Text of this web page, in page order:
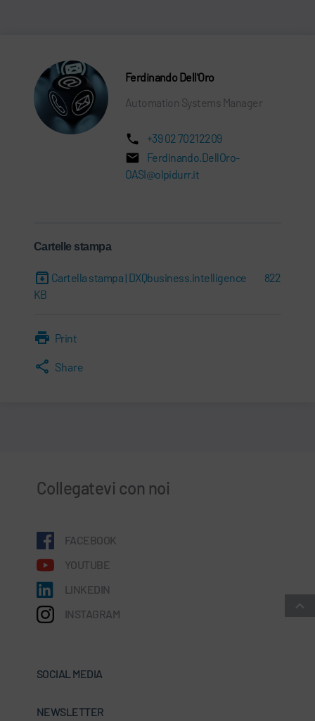
Ferdinando Dell'Oro
Automation Systems Manager
+39 02 70212209
Ferdinando.DellOro-
OASI@olpidurr.it
Cartelle stampa
Cartella stampa | DXQbusiness.intelligence
822
KB
Print
Share
Collegatevi con noi
FACEBOOK
YOUTUBE
LINKEDIN
INSTAGRAM
SOCIAL MEDIA
NEWSLETTER